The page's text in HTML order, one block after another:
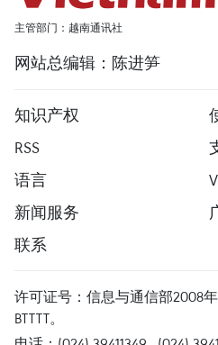
主管部门：越南通讯社
网站总编辑：陈进笋
知识产权
RSS
语言
新闻服务
联系
许可证号：信息与通信部2008年
BTTTT。